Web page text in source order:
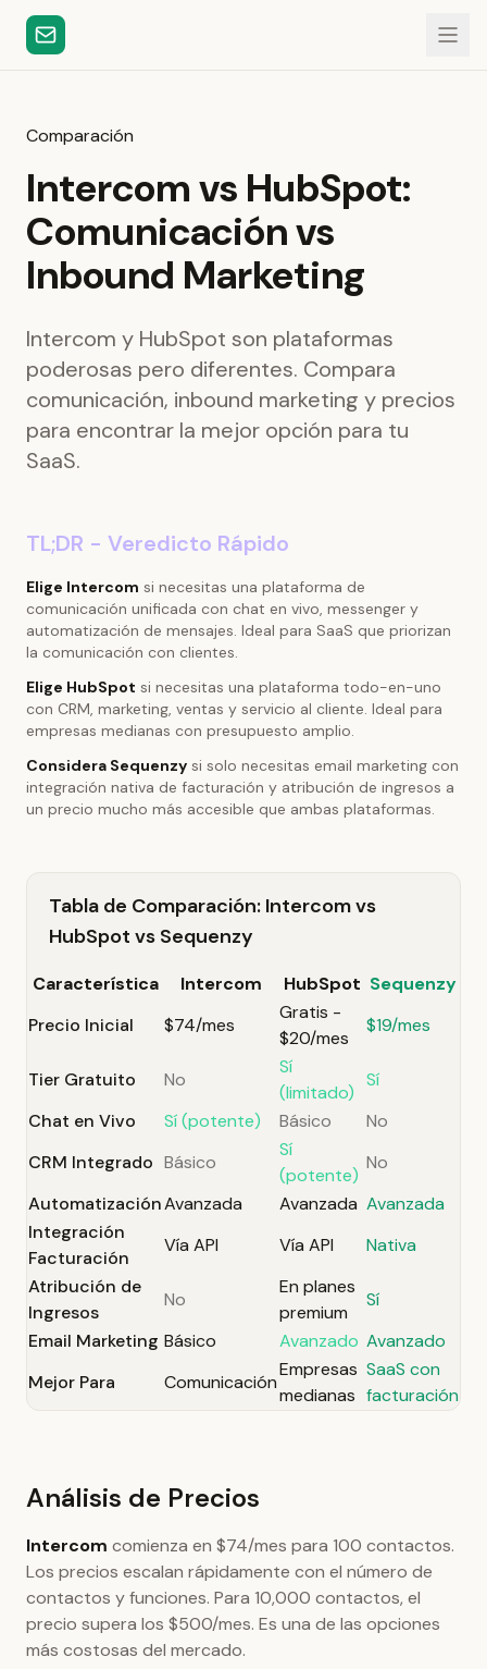
Comparación
Intercom vs HubSpot:
Comunicación vs
Inbound Marketing
Intercom y HubSpot son plataformas
poderosas pero diferentes. Compara
comunicación, inbound marketing y precios
para encontrar la mejor opción para tu
SaaS.
TL;DR - Veredicto Rápido
Elige Intercom si necesitas una plataforma de
comunicación unificada con chat en vivo, messenger y
automatización de mensajes. Ideal para SaaS que priorizan
la comunicación con clientes.
Elige HubSpot si necesitas una plataforma todo-en-uno
con CRM, marketing, ventas y servicio al cliente. Ideal para
empresas medianas con presupuesto amplio.
Considera Sequenzy si solo necesitas email marketing con
integración nativa de facturación y atribución de ingresos a
un precio mucho más accesible que ambas plataformas.
Tabla de Comparación: Intercom vs
HubSpot vs Sequenzy
Característica Intercom HubSpot Sequenzy
Precio Inicial
$74/mes
Gratis -
$20/mes
$19/mes
Tier Gratuito No
Sí
(limitado)
Sí
Chat en Vivo
Sí (potente) Básico
No
CRM Integrado Básico
Sí
(potente)
No
AutomatizaciónAvanzada Avanzada Avanzada
Integración
Facturación
Vía API Vía API
Nativa
Atribución de
Ingresos
No
En planes
premium
Sí
Email Marketing Básico Avanzado Avanzado
Mejor Para
Comunicación
Empresas
medianas
SaaS con
facturación
Análisis de Precios
Intercom comienza en $74/mes para 100 contactos.
Los precios escalan rápidamente con el número de
contactos y funciones. Para 10,000 contactos, el
precio supera los $500/mes. Es una de las opciones
más costosas del mercado.